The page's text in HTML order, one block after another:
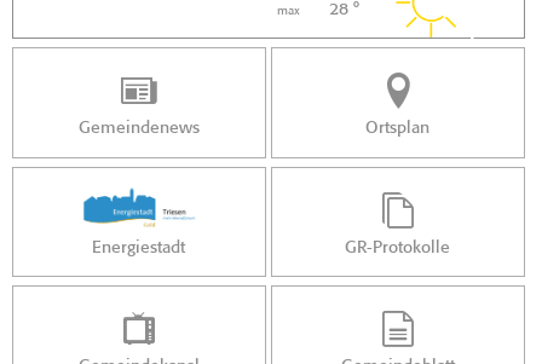
max 28 °
Gemeindenews Ortsplan
Energiestadt GR-Protokolle